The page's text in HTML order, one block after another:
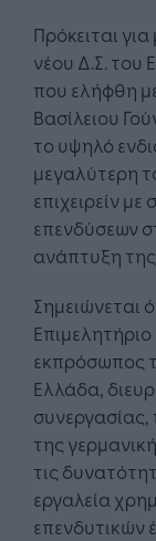
Πρόκειται
νέου Δ.Σ. του
που ελήφθη
Βασίλειου
το υψηλό
μεγαλύτερη
επιχειρείν
επενδύσεων
ανάπτυξη
Σημειώνεται
εκπρόσωπος
Ελλάδα,
της
τις
εργαλεία
επενδυτικών